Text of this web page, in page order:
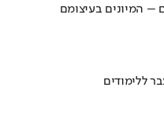
– המיונים בעיצומם
ללימודים